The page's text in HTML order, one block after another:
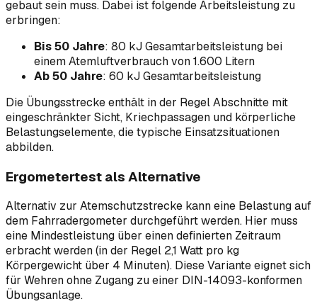
gebaut sein muss. Dabei ist folgende Arbeitsleistung zu
erbringen:
Bis 50 Jahre: 80 kJ Gesamtarbeitsleistung bei
einem Atemluftverbrauch von 1.600 Litern
Ab 50 Jahre: 60 kJ Gesamtarbeitsleistung
Die Übungsstrecke enthält in der Regel Abschnitte mit
eingeschränkter Sicht, Kriechpassagen und körperliche
Belastungselemente, die typische Einsatzsituationen
abbilden.
Ergometertest als Alternative
Alternativ zur Atemschutzstrecke kann eine Belastung auf
dem Fahrradergometer durchgeführt werden. Hier muss
eine Mindestleistung über einen definierten Zeitraum
erbracht werden (in der Regel 2,1 Watt pro kg
Körpergewicht über 4 Minuten). Diese Variante eignet sich
für Wehren ohne Zugang zu einer DIN-14093-konformen
Übungsanlage.